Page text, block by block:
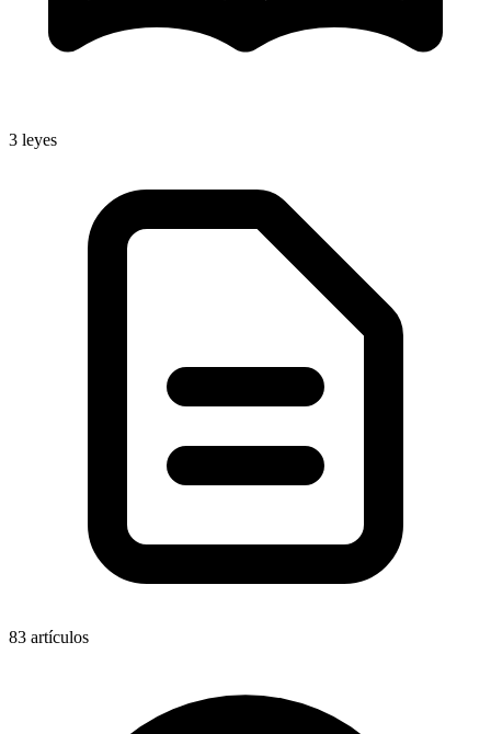
3 leyes
83 artículos